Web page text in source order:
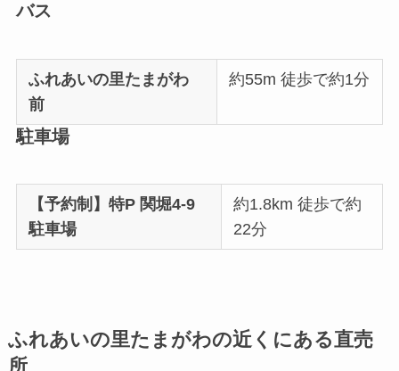
バス
ふれあいの里たまがわ
前
約55m 徒歩で約1分
駐車場
【予約制】特P 関堀4-9
駐車場
約1.8km 徒歩で約
22分
ふれあいの里たまがわの近くにある直売
所